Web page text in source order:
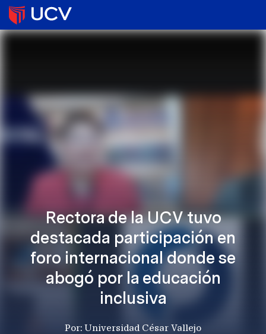
Rectora de la UCV tuvo
destacada participación en
foro internacional donde se
abogó por la educación
inclusiva
Por: Universidad César Vallejo